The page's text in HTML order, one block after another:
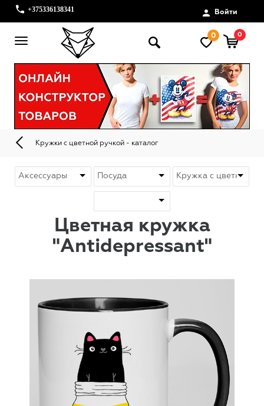
+375336138341 Войти
0 0
Кружки с цветной ручкой - каталог
Цветная кружка
"Antidepressant"